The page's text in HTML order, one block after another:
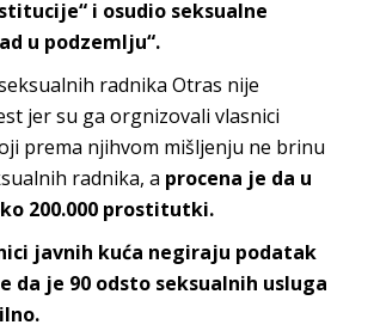
i osudio seksualne
u podzemlju“.
radnika Otras nije
jer su ga orgnizovali vlasnici
prema njihvom mišljenju ne brinu
radnika, a procena je da u
200.000 prostitutki.
javnih kuća negiraju podatak
da je 90 odsto seksualnih usluga